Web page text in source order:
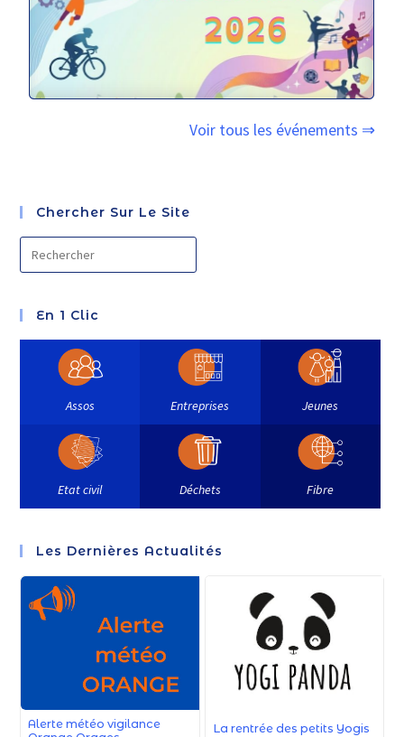
Voir tous les événements ⇒
Chercher Sur Le Site
En 1 Clic
Assos Entreprises Jeunes
Etat civil Déchets Fibre
Les Dernières Actualités
Alerte météo vigilance
La rentrée des petits Yogis